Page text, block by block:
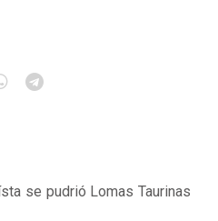
se pudrió Lomas Taurinas